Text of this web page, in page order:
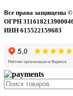
Все права защищены
ОГРН
ИНН 615522159683